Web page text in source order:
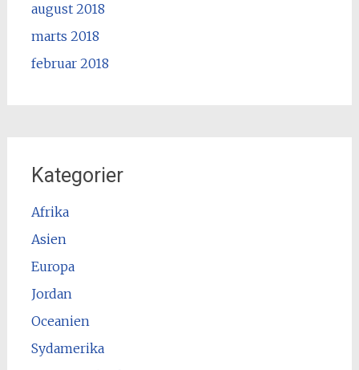
august 2018
marts 2018
februar 2018
Kategorier
Afrika
Asien
Europa
Jordan
Oceanien
Sydamerika